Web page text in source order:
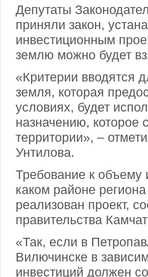
Депутаты
приняли закон,
инвестиционным
землю можно будет
«Критерии вводятся
земля, которая
условиях, будет
назначению, которое
территории», –
Унтилова.
Требование к объему
каком районе
реализован проект,
правительства
«Так, если в
Вилючинске в
инвестиций должен